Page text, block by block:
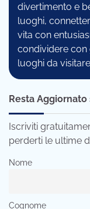
divertimento e
luoghi,
vita con
condividere con
luoghi da
Resta
Iscriviti
perderti le ultime
Nome
Cognome